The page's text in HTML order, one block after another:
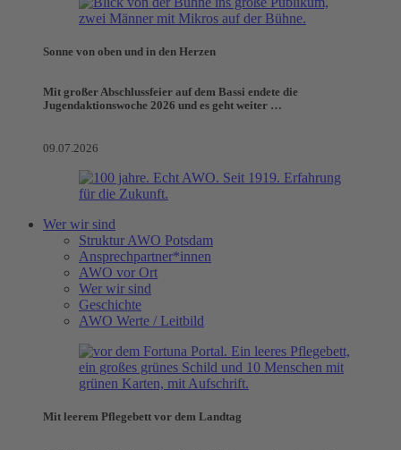
Sonne von oben und in den Herzen
Mit großer Abschlussfeier auf dem Bassi endete die
Jugendaktionswoche 2026 und es geht weiter …
09.07.2026
Wer wir sind
Struktur AWO Potsdam
Ansprechpartner*innen
AWO vor Ort
Wer wir sind
Geschichte
AWO Werte / Leitbild
Mit leerem Pflegebett vor dem Landtag